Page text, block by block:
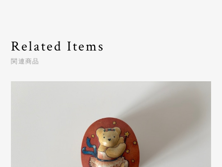
Related Items
関連商品